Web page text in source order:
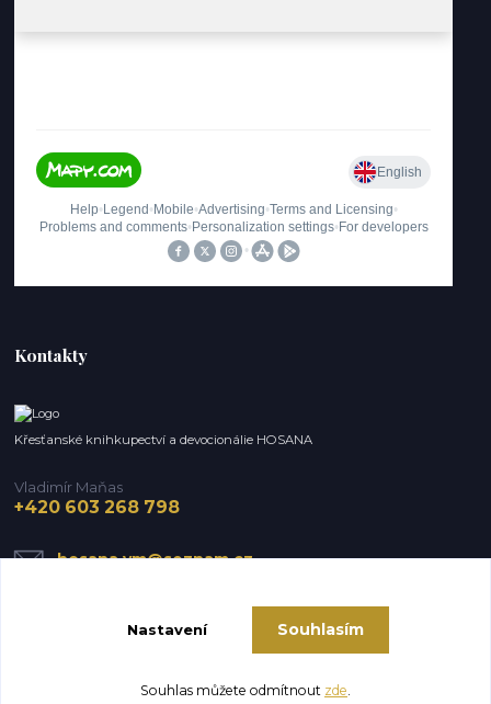
Kontakty
Křesťanské knihkupectví a devocionálie HOSANA
Vladimír Maňas
+420 603 268 798
hosana.vm@seznam.cz
Vytvořeno na Eshop-rychle.cz
Nastavení Souhlasím
Souhlas můžete odmítnout zde